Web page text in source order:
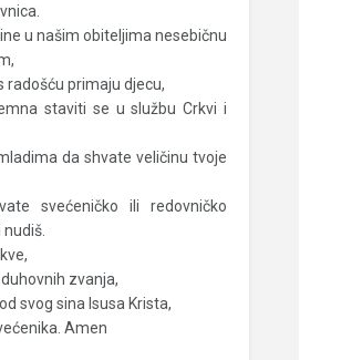
u našim obiteljima nesebičnu
radošću primaju djecu,
staviti se u službu Crkvi i
da shvate veličinu tvoje
svećeničko ili redovničko
zvanja,
svog sina Isusa Krista,
Amen